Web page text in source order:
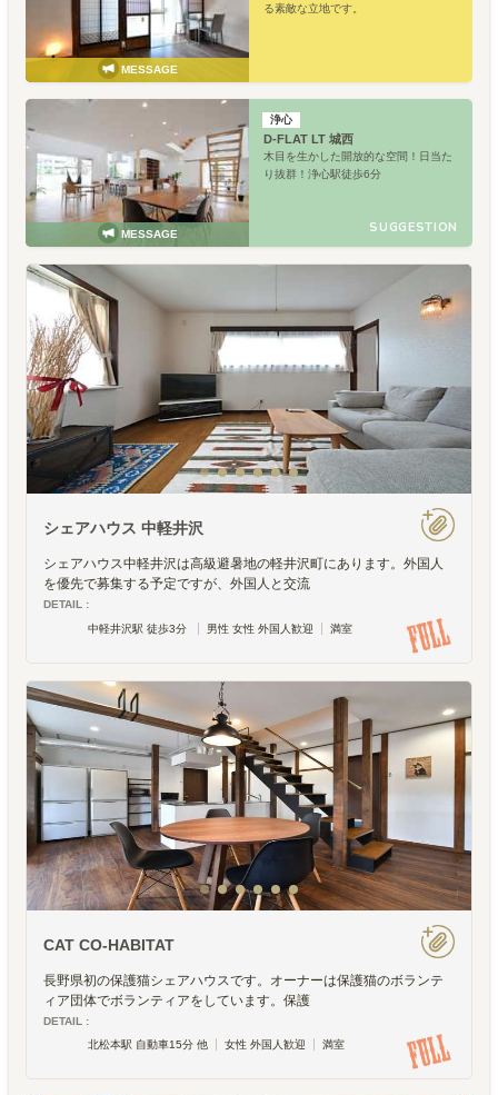
MESSAGE
る素敵な立地です。
MESSAGE
浄心
D-FLAT LT 城西
木目を生かした開放的な空間！日当た
り抜群！浄心駅徒歩6分
SUGGESTION
シェアハウス 中軽井沢
シェアハウス中軽井沢は高級避暑地の軽井沢町にあります。外国人
を優先で募集する予定ですが、外国人と交流
DETAIL :
中軽井沢駅 徒歩3分
男性 女性 外国人歓迎 満室
CAT CO-HABITAT
長野県初の保護猫シェアハウスです。オーナーは保護猫のボランテ
ィア団体でボランティアをしています。保護
DETAIL :
北松本駅 自動車15分 他
女性 外国人歓迎 満室